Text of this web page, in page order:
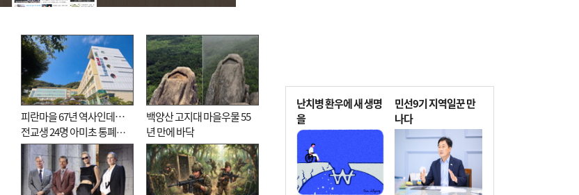
피란마을 67년 역사인데…
전교생 24명 아미초 통폐합
기로
백양산 고지대 마을우물 55
년 만에 바닥
난치병 환우에 새 생명
을
민선9기 지역일꾼 만
나다